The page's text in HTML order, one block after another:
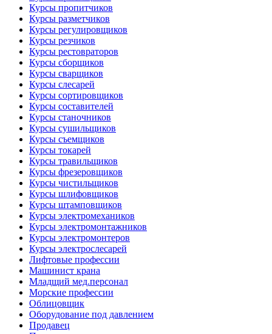
Курсы пропитчиков
Курсы разметчиков
Курсы регулировщиков
Курсы резчиков
Курсы рестовраторов
Курсы сборщиков
Курсы сварщиков
Курсы слесарей
Курсы сортировщиков
Курсы составителей
Курсы станочников
Курсы сушильщиков
Курсы съемщиков
Курсы токарей
Курсы травильщиков
Курсы фрезеровщиков
Курсы чистильщиков
Курсы шлифовщиков
Курсы штамповщиков
Курсы электромехаников
Курсы электромонтажников
Курсы электромонтеров
Курсы электрослесарей
Лифтовые профессии
Машинист крана
Младщий мед.персонал
Морские профессии
Облицовщик
Оборудование под давлением
Продавец